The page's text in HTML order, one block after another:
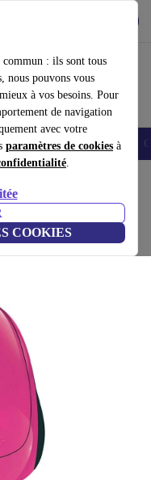
: ils sont tous
nous pouvons vous
à vos besoins. Pour
de navigation
avec votre
paramètres de cookies à
.
COOKIES
connectées Accessoires